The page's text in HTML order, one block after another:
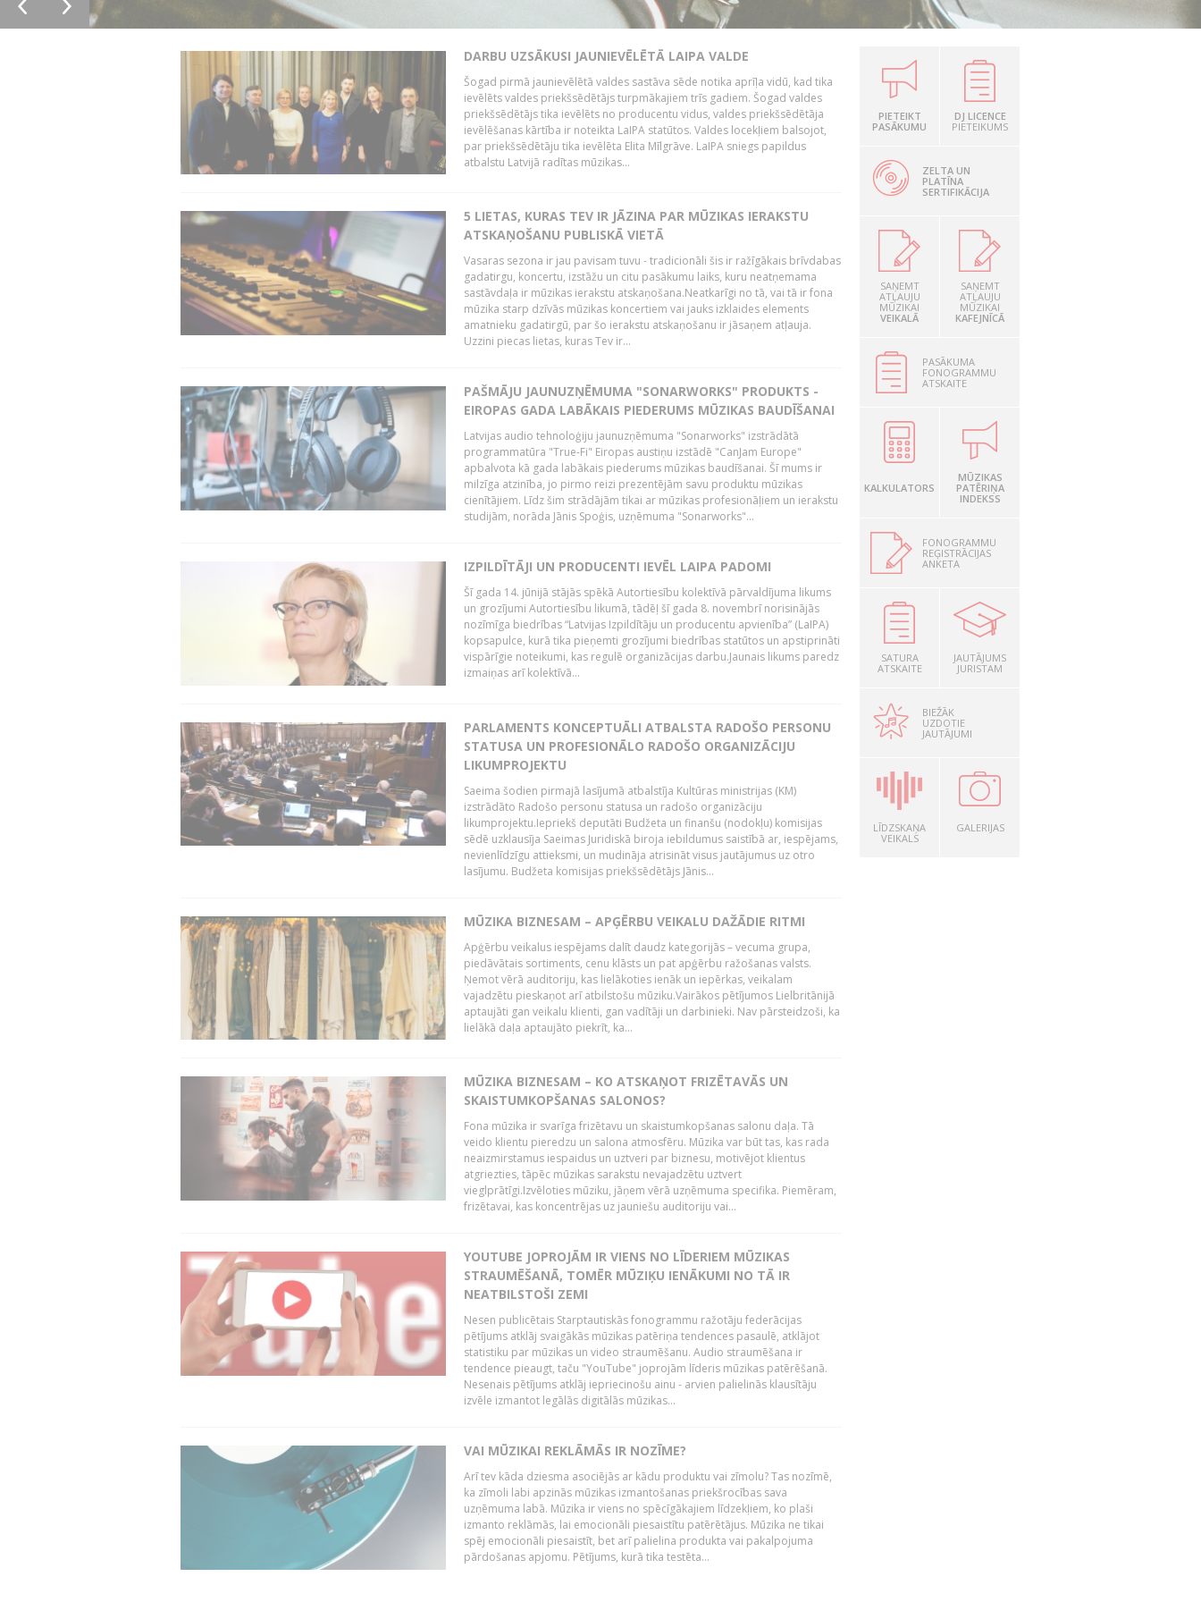
DARBU UZSĀKUSI JAUNIEVĒLĒTĀ LAIPA VALDE
Šogad pirmā jaunievēlētā valdes sastāva sēde notika aprīļa vidū, kad tika
ievēlēts valdes priekšsēdētājs turpmākajiem trīs gadiem. Šogad valdes
priekšsēdētājs tika ievēlēts no producentu vidus, valdes priekšsēdētāja
ievēlēšanas kārtība ir noteikta LaIPA statūtos. Valdes locekļiem balsojot,
par priekšsēdētāju tika ievēlēta Elita Mīlgrāve. LaIPA sniegs papildus
atbalstu Latvijā radītas mūzikas...
5 LIETAS, KURAS TEV IR JĀZINA PAR MŪZIKAS IERAKSTU
ATSKAŅOŠANU PUBLISKĀ VIETĀ
Vasaras sezona ir jau pavisam tuvu - tradicionāli šis ir ražīgākais brīvdabas
gadatirgu, koncertu, izstāžu un citu pasākumu laiks, kuru neatņemama
sastāvdaļa ir mūzikas ierakstu atskaņošana.Neatkarīgi no tā, vai tā ir fona
mūzika starp dzīvās mūzikas koncertiem vai jauks izklaides elements
amatnieku gadatirgū, par šo ierakstu atskaņošanu ir jāsaņem atļauja.
Uzzini piecas lietas, kuras Tev ir...
PAŠMĀJU JAUNUZŅĒMUMA "SONARWORKS" PRODUKTS -
EIROPAS GADA LABĀKAIS PIEDERUMS MŪZIKAS BAUDĪŠANAI
Latvijas audio tehnoloģiju jaunuzņēmuma "Sonarworks" izstrādātā
programmatūra "True-Fi" Eiropas austiņu izstādē "CanJam Europe"
apbalvota kā gada labākais piederums mūzikas baudīšanai. Šī mums ir
milzīga atzinība, jo pirmo reizi prezentējām savu produktu mūzikas
cienītājiem. Līdz šim strādājām tikai ar mūzikas profesionāļiem un ierakstu
studijām, norāda Jānis Spoģis, uzņēmuma "Sonarworks"...
IZPILDĪTĀJI UN PRODUCENTI IEVĒL LAIPA PADOMI
Šī gada 14. jūnijā stājās spēkā Autortiesību kolektīvā pārvaldījuma likums
un grozījumi Autortiesību likumā, tādēļ šī gada 8. novembrī norisinājās
nozīmīga biedrības “Latvijas Izpildītāju un producentu apvienība” (LaIPA)
kopsapulce, kurā tika pieņemti grozījumi biedrības statūtos un apstiprināti
vispārīgie noteikumi, kas regulē organizācijas darbu.Jaunais likums paredz
izmaiņas arī kolektīvā...
PARLAMENTS KONCEPTUĀLI ATBALSTA RADOŠO PERSONU
STATUSA UN PROFESIONĀLO RADOŠO ORGANIZĀCIJU
LIKUMPROJEKTU
Saeima šodien pirmajā lasījumā atbalstīja Kultūras ministrijas (KM)
izstrādāto Radošo personu statusa un radošo organizāciju
likumprojektu.Iepriekš deputāti Budžeta un finanšu (nodokļu) komisijas
sēdē uzklausīja Saeimas Juridiskā biroja iebildumus saistībā ar, iespējams,
nevienlīdzīgu attieksmi, un mudināja atrisināt visus jautājumus uz otro
lasījumu. Budžeta komisijas priekšsēdētājs Jānis...
MŪZIKA BIZNESAM – APĢĒRBU VEIKALU DAŽĀDIE RITMI
Apģērbu veikalus iespējams dalīt daudz kategorijās – vecuma grupa,
piedāvātais sortiments, cenu klāsts un pat apģērbu ražošanas valsts.
Ņemot vērā auditoriju, kas lielākoties ienāk un iepērkas, veikalam
vajadzētu pieskaņot arī atbilstošu mūziku.Vairākos pētījumos Lielbritānijā
aptaujāti gan veikalu klienti, gan vadītāji un darbinieki. Nav pārsteidzoši, ka
lielākā daļa aptaujāto piekrīt, ka...
MŪZIKA BIZNESAM – KO ATSKAŅOT FRIZĒTAVĀS UN
SKAISTUMKOPŠANAS SALONOS?
Fona mūzika ir svarīga frizētavu un skaistumkopšanas salonu daļa. Tā
veido klientu pieredzu un salona atmosfēru. Mūzika var būt tas, kas rada
neaizmirstamus iespaidus un uztveri par biznesu, motivējot klientus
atgriezties, tāpēc mūzikas sarakstu nevajadzētu uztvert
vieglprātīgi.Izvēloties mūziku, jāņem vērā uzņēmuma specifika. Piemēram,
frizētavai, kas koncentrējas uz jauniešu auditoriju vai...
YOUTUBE JOPROJĀM IR VIENS NO LĪDERIEM MŪZIKAS
STRAUMĒŠANĀ, TOMĒR MŪZIĶU IENĀKUMI NO TĀ IR
NEATBILSTOŠI ZEMI
Nesen publicētais Starptautiskās fonogrammu ražotāju federācijas
pētījums atklāj svaigākās mūzikas patēriņa tendences pasaulē, atklājot
statistiku par mūzikas un video straumēšanu. Audio straumēšana ir
tendence pieaugt, taču "YouTube" joprojām līderis mūzikas patērēšanā.
Nesenais pētījums atklāj iepriecinošu ainu - arvien palielinās klausītāju
izvēle izmantot legālās digitālās mūzikas...
VAI MŪZIKAI REKLĀMĀS IR NOZĪME?
Arī tev kāda dziesma asociējās ar kādu produktu vai zīmolu? Tas nozīmē,
ka zīmoli labi apzinās mūzikas izmantošanas priekšrocības sava
uzņēmuma labā. Mūzika ir viens no spēcīgākajiem līdzekļiem, ko plaši
izmanto reklāmās, lai emocionāli piesaistītu patērētājus. Mūzika ne tikai
spēj emocionāli piesaistīt, bet arī palielina produkta vai pakalpojuma
pārdošanas apjomu. Pētījums, kurā tika testēta...
PIETEIKT
PASĀKUMU
DJ LICENCE
PIETEIKUMS
ZELTA UN
PLATĪNA
SERTIFIKĀCIJA
SAŅEMT
ATĻAUJU
MŪZIKAI
VEIKALĀ
SAŅEMT
ATĻAUJU
MŪZIKAI
KAFEJNĪCĀ
PASĀKUMA
FONOGRAMMU
ATSKAITE
KALKULATORS
MŪZIKAS
PATĒRIŅA
INDEKSS
FONOGRAMMU
REĢISTRĀCIJAS
ANKETA
SATURA
ATSKAITE
JAUTĀJUMS
JURISTAM
BIEŽĀK
UZDOTIE
JAUTĀJUMI
LĪDZSKAŅA
VEIKALS
GALERIJAS